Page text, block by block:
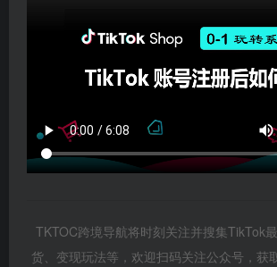
TKTOC跨境导航将时刻关注并搜集TikTok
货、变现玩法等，欢迎扫码关注公众号，获